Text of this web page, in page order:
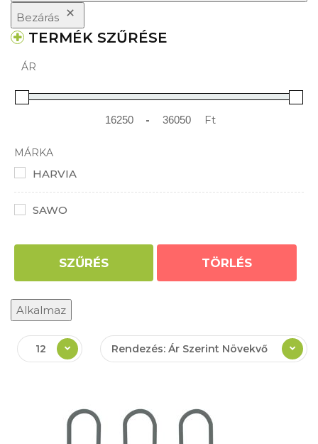
Bezárás
TERMÉK SZŰRÉSE
ÁR
- Ft
MÁRKA
HARVIA
SAWO
SZŰRÉS TÖRLÉS
Alkalmaz
Rendezés: Ár Szerint Növekvő
12